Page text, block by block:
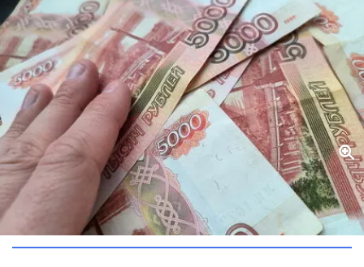
Почему задержали первого проректора и главбуха СПбГУП:
неожиданный поворот в университетской хронике
Global Look Press / Maksim Konstantinov